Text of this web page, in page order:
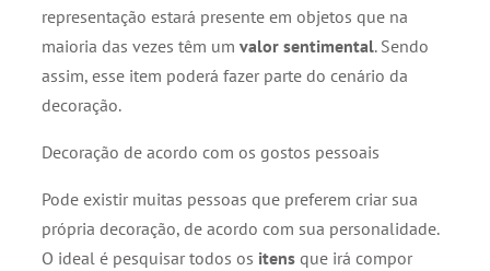
representação estará presente em objetos que na
maioria das vezes têm um valor sentimental. Sendo
assim, esse item poderá fazer parte do cenário da
decoração.
Decoração de acordo com os gostos pessoais
Pode existir muitas pessoas que preferem criar sua
própria decoração, de acordo com sua personalidade.
O ideal é pesquisar todos os itens que irá compor